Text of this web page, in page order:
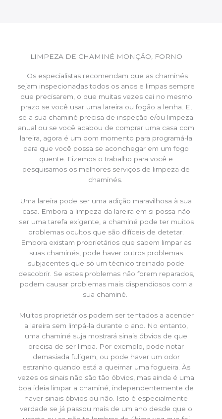
LIMPEZA DE CHAMINÉ MONÇÃO, FORNO
Os especialistas recomendam que as chaminés
sejam inspecionadas todos os anos e limpas sempre
que precisarem, o que muitas vezes cai no mesmo
prazo se você usar uma lareira ou fogão a lenha. E,
se a sua chaminé precisa de inspeção e/ou limpeza
anual ou se você acabou de comprar uma casa com
lareira, agora é um bom momento para programá-la
para que você possa se aconchegar em um fogo
quente. Fizemos o trabalho para você e
pesquisamos os melhores serviços de limpeza de
chaminés.
Uma lareira pode ser uma adição maravilhosa à sua
casa. Embora a limpeza da lareira em si possa não
ser uma tarefa exigente, a chaminé pode ter muitos
problemas ocultos que são difíceis de detetar.
Embora existam proprietários que sabem limpar as
suas chaminés, pode haver outros problemas
subjacentes que só um técnico treinado pode
descobrir. Se estes problemas não forem reparados,
podem causar problemas mais dispendiosos com a
sua chaminé.
Muitos proprietários podem ser tentados a acender
a lareira sem limpá-la durante o ano. No entanto,
uma chaminé suja mostrará sinais óbvios de que
precisa de ser limpa. Por exemplo, pode notar
demasiada fuligem, ou pode haver um odor
estranho quando está a queimar uma fogueira. Às
vezes os sinais não são tão óbvios, mas ainda é uma
boa ideia limpar a chaminé, independentemente de
haver sinais óbvios ou não. Isto é especialmente
verdade se já passou mais de um ano desde que o